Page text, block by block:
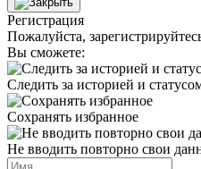
Регистрация
Пожалуйста,
Вы сможете:
Следить за историей и
Сохранять избранное
Не вводить повторно свои